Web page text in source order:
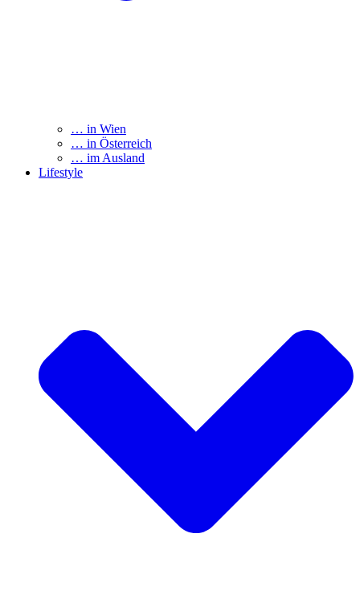
… in Wien
… in Österreich
… im Ausland
Lifestyle